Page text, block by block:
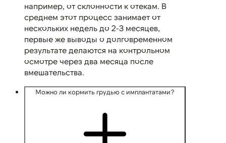
например, от склонности к отекам. В
среднем этот процесс занимает от
нескольких недель до 2-3 месяцев,
первые же выводы о долговременном
результате делаются на контрольном
осмотре через два месяца после
вмешательства.
Можно ли кормить грудью с имплантатами?